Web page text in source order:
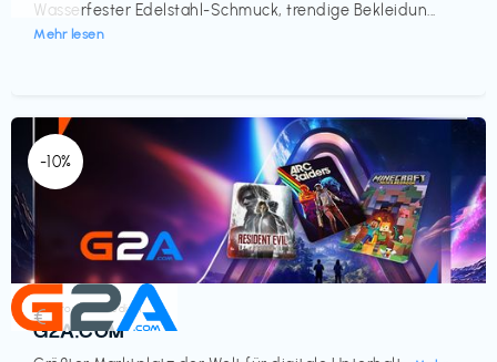
Wasserfester Edelstahl-Schmuck, trendige Bekleidun...
Mehr lesen
-10%
Elektronik & Medien
G2A.COM
€‎